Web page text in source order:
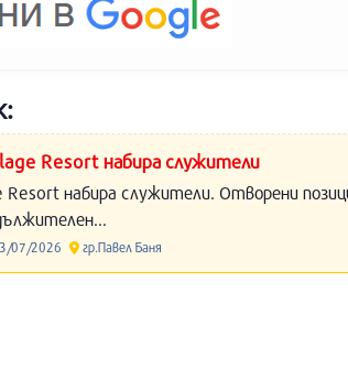
Resort набира служители
Resort набира служители. Отворени
07/2026 гр.Павел Баня